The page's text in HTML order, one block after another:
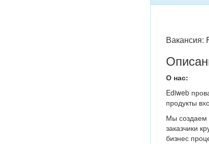
Вакансия:
О нас:
Ediweb
продукты
Мы создаем
заказчики
бизнес